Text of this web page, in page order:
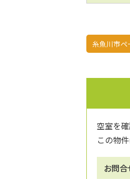
糸魚川市ペ
空室を
この物
お問合